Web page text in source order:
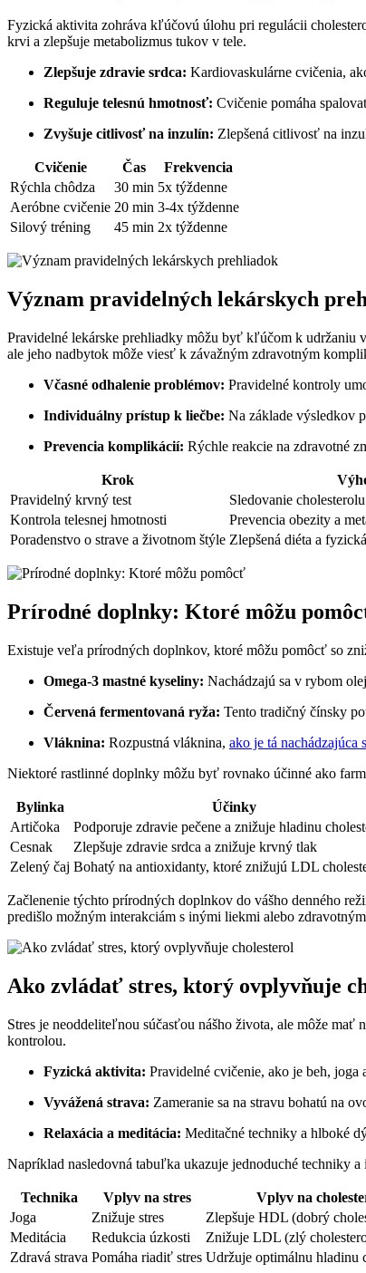
Fyzická aktivita zohráva kľúčovú úlohu pri regulácii
krvi a zlepšuje metabolizmus tukov v tele.
Zlepšuje zdravie srdca: Kardiovaskulárne cvičenia,
Reguluje telesnú hmotnosť: Cvičenie pomáha
Zvyšuje citlivosť na inzulín: Zlepšená citlivosť na
Cvičenie Čas
Frekvencia
Rýchla chôdza
30 min 5x týždenne
Aeróbne cvičenie 20 min 3-4x týždenne
Silový tréning
45 min 2x týždenne
Význam pravidelných lekárskych
Pravidelné lekárske prehliadky môžu byť kľúčom k udržaniu
ale jeho nadbytok môže viesť k závažným zdravotným
Včasné odhalenie problémov: Pravidelné kontroly
Individuálny prístup k liečbe: Na základe výsledkov
Prevencia komplikácií: Rýchle reakcie na zdravotné
Krok
Pravidelný krvný test
Sledovanie
Kontrola telesnej hmotnosti
Prevencia obezity a
Poradenstvo o strave a životnom štýle Zlepšená diéta a
Prírodné doplnky: Ktoré môžu
Existuje veľa prírodných doplnkov, ktoré môžu pomôcť so
Omega-3 mastné kyseliny: Nachádzajú sa v rybom
Červená fermentovaná ryža: Tento tradičný čínsky
Vláknina: Rozpustná vláknina, ako je tá nachádzajúca
Niektoré rastlinné doplnky môžu byť rovnako účinné ako
Bylinka
Účinky
Artičoka
Podporuje zdravie pečene a znižuje hladinu
Cesnak
Zlepšuje zdravie srdca a znižuje krvný tlak
Zelený čaj Bohatý na antioxidanty, ktoré znižujú LDL
Začlenenie týchto prírodných doplnkov do vášho denného
predišlo možným interakciám s inými liekmi alebo
Ako zvládať stres, ktorý ovplyvňuje
Stres je neoddeliteľnou súčasťou nášho života, ale môže
kontrolou.
Fyzická aktivita: Pravidelné cvičenie, ako je beh, joga
Vyvážená strava: Zameranie sa na stravu bohatú na
Relaxácia a meditácia: Meditačné techniky a hlboké
Napríklad nasledovná tabuľka ukazuje jednoduché techniky a
Technika Vplyv na stres
Vplyv na
Joga
Znižuje stres
Zlepšuje HDL (dobrý
Meditácia
Redukcia úzkosti
Znižuje LDL (zlý
Zdravá strava Pomáha riadiť stres Udržuje optimálnu hladinu